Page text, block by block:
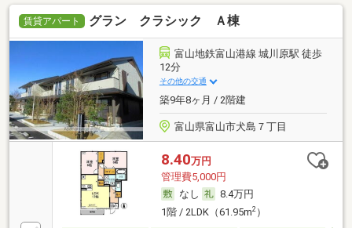
賃貸アパート グラン クラシック Ａ棟
富山地鉄富山港線 城川原駅 徒歩
12分
その他の交通
築9年8ヶ月 / 2階建
富山県富山市犬島７丁目
8.40万円
管理費5,000円
なし
8.4万円
1階 / 2LDK（61.95m2）